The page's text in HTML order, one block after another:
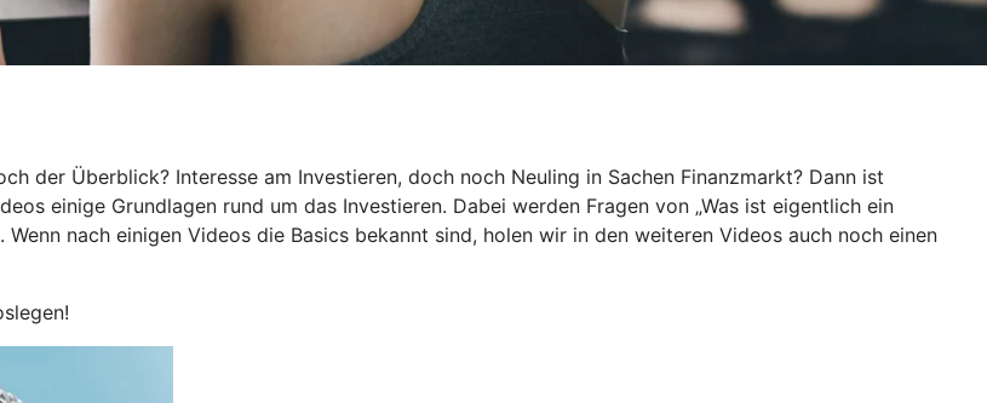
der Überblick? Interesse am Investieren, doch noch Neuling in Sachen Finanzmarkt? Dann ist
einige Grundlagen rund um das Investieren. Dabei werden Fragen von „Was ist eigentlich ein
nach einigen Videos die Basics bekannt sind, holen wir in den weiteren Videos auch noch einen